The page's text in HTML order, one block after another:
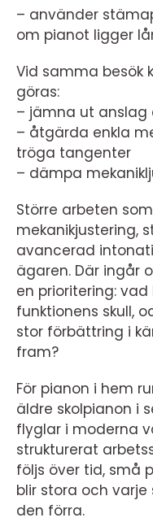
– använder
om pianot ligger
Vid samma besök
göras:
– jämna ut
– åtgärda enkla
tröga tangenter
– dämpa
Större arbeten
mekanikjustering,
avancerad
ägaren. Där ingår
en prioritering:
funktionens skull,
stor förbättring i
fram?
För pianon i hem
äldre skolpianon i
flyglar i moderna
strukturerat
följs över tid, små
blir stora och
den förra.